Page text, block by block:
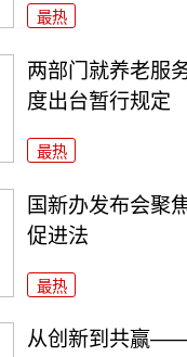
最热
两部门就养老服
度出台暂行规定
最热
国新办发布会聚
促进法
最热
从创新到共赢